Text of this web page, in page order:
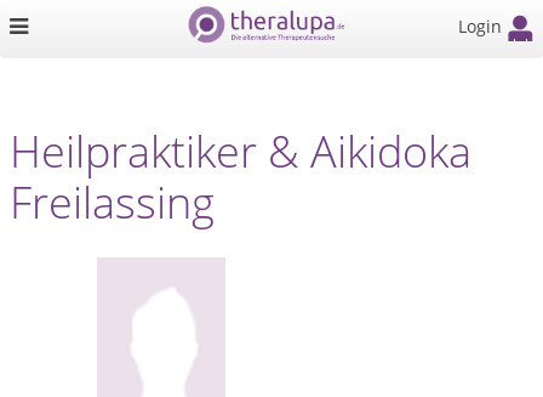
Login
Heilpraktiker & Aikidoka
Freilassing